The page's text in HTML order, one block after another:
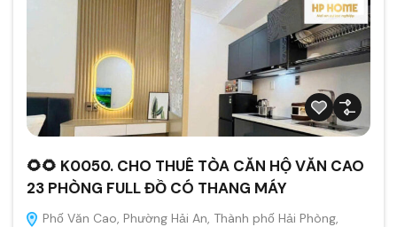
🌻🌻 K0050. CHO THUÊ TÒA CĂN HỘ VĂN CAO
23 PHÒNG FULL ĐỒ CÓ THANG MÁY
Phố Văn Cao, Phường Hải An, Thành phố Hải Phòng,